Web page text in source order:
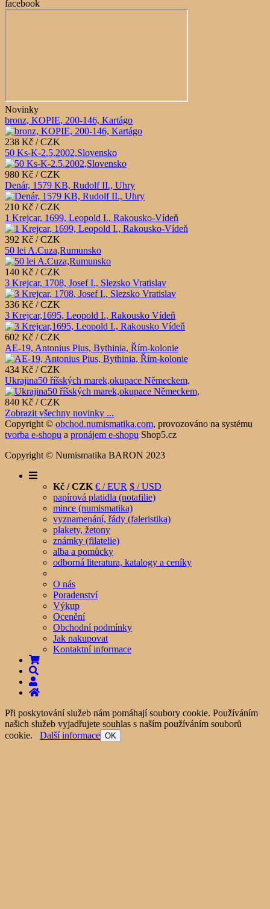
facebook
Novinky
bronz, KOPIE, 200-146, Kartágo
238 Kč / CZK
50 Ks-K-2.5.2002,Slovensko
980 Kč / CZK
Denár, 1579 KB, Rudolf II., Uhry
210 Kč / CZK
1 Krejcar, 1699, Leopold I., Rakousko-Vídeň
392 Kč / CZK
50 lei A.Cuza,Rumunsko
140 Kč / CZK
3 Krejcar, 1708, Josef I., Slezsko Vratislav
336 Kč / CZK
3 Krejcar,1695, Leopold I., Rakousko Vídeň
602 Kč / CZK
AE-19, Antonius Pius, Bythinia, Řím-kolonie
434 Kč / CZK
Ukrajina50 říšských marek,okupace Německem,
840 Kč / CZK
Zobrazit všechny novinky ...
Copyright © obchod.numismatika.com, provozováno na systému
tvorba e-shopu a pronájem e-shopu Shop5.cz
Copyright © Numismatika BARON 2023
Kč / CZK € / EUR $ / USD
papírová platidla (notafilie)
mince (numismatika)
vyznamenání, řády (faleristika)
plakety, žetony
známky (filatelie)
alba a pomůcky
odborná literatura, katalogy a ceníky
O nás
Poradenství
Výkup
Ocenění
Obchodní podmínky
Jak nakupovat
Kontaktní informace
Při poskytování služeb nám pomáhají soubory cookie. Používáním
našich služeb vyjadřujete souhlas s naším používáním souborů
cookie. Další informace